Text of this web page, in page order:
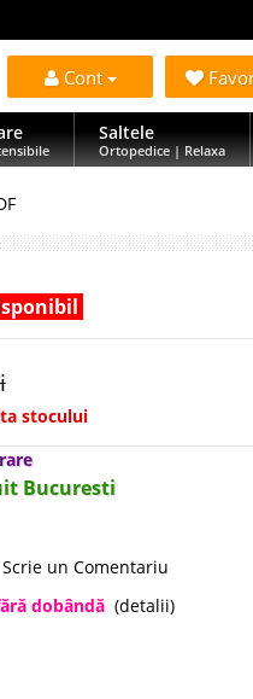
Cont
Saltele
Ortopedice | Relaxa
stocului
Bucuresti
Scrie un Comentariu
dobândă (detalii)